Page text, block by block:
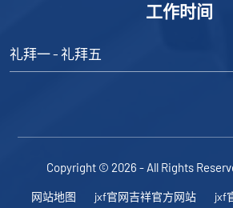
工作时间
礼拜一 - 礼拜五
Copyright © 2026 - All Rights
网站地图 jxf官网吉祥官方网站 jxf